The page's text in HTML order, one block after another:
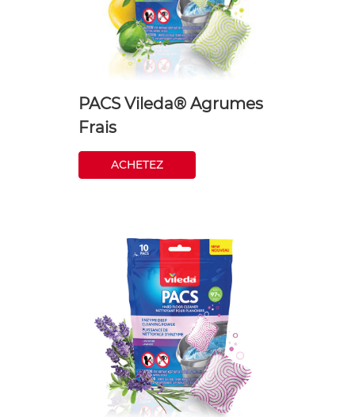
PACS Vileda® Agrumes
Frais
ACHETEZ